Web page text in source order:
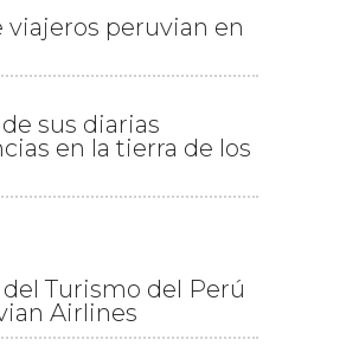
viajeros peruvian en
sus diarias
en la tierra de los
Turismo del Perú
Airlines